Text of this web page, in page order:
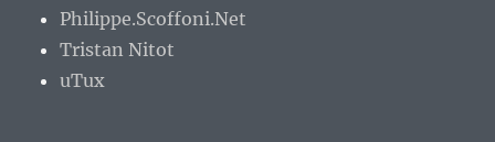
Philippe.Scoffoni.Net
Tristan Nitot
uTux